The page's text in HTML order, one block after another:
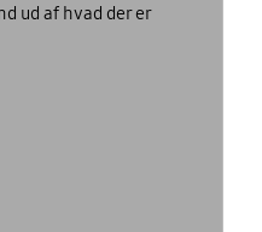
ud af hvad der er